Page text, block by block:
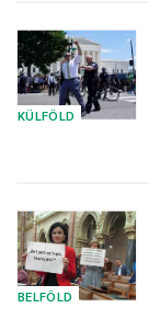
KÜLFÖLD
BELFÖLD